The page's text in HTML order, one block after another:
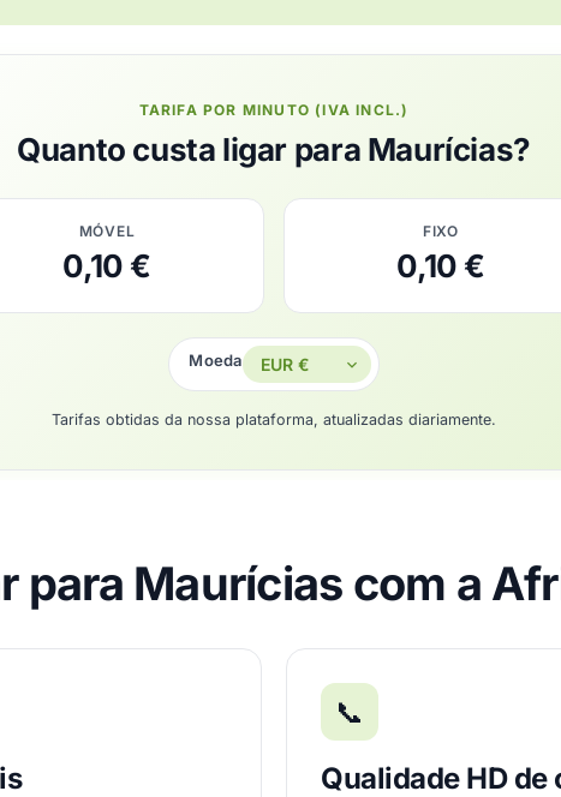
TARIFA POR MINUTO (IVA INCL.)
Quanto custa ligar para Maurícias?
MÓVEL
0,10 €
FIXO
0,10 €
Moeda
Tarifas obtidas da nossa plataforma, atualizadas diariamente.
para Maurícias com a
📞
Qualidade HD de